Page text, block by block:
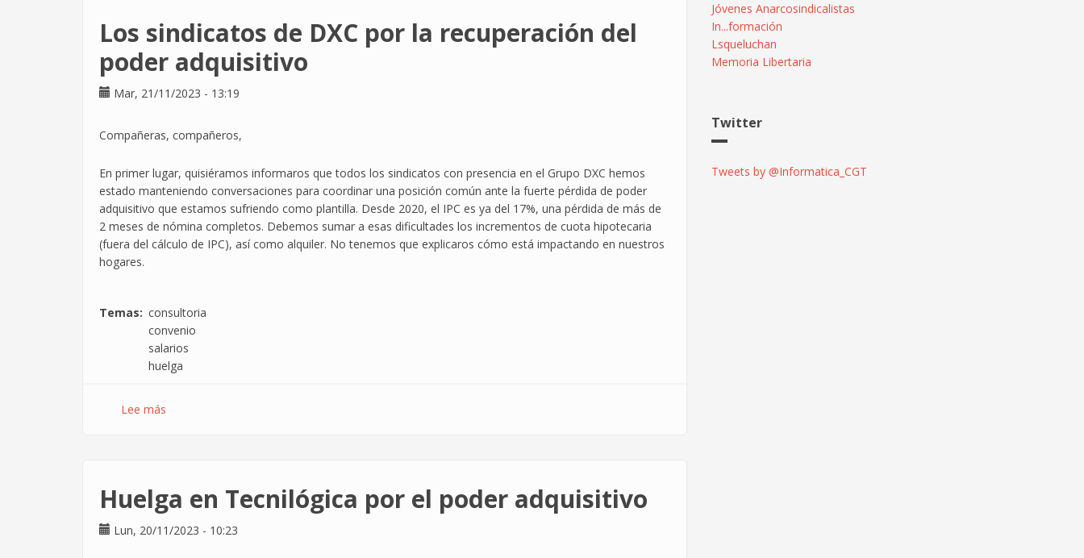
de
vergüenza
Los sindicatos de DXC por la recuperación del
poder adquisitivo
Mar, 21/11/2023 - 13:19
Compañeras, compañeros,
En primer lugar, quisiéramos informaros que todos los sindicatos con presencia en el Grupo DXC hemos
estado manteniendo conversaciones para coordinar una posición común ante la fuerte pérdida de poder
adquisitivo que estamos sufriendo como plantilla. Desde 2020, el IPC es ya del 17%, una pérdida de más de
2 meses de nómina completos. Debemos sumar a esas dificultades los incrementos de cuota hipotecaria
(fuera del cálculo de IPC), así como alquiler. No tenemos que explicaros cómo está impactando en nuestros
hogares.
Temas
consultoria
convenio
salarios
huelga
Lee más
por
la
recuperación
Huelga en Tecnilógica por el poder adquisitivo
Lun, 20/11/2023 - 10:23
Jóvenes Anarcosindicalistas
In...formación
Lsqueluchan
Memoria Libertaria
Twitter
Tweets by @Informatica_CGT